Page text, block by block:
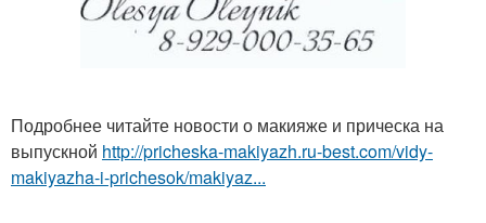
Подробнее читайте новости о макияже и прическа на
выпускной http://pricheska-makiyazh.ru-best.com/vidy-
makiyazha-i-prichesok/makiyaz...